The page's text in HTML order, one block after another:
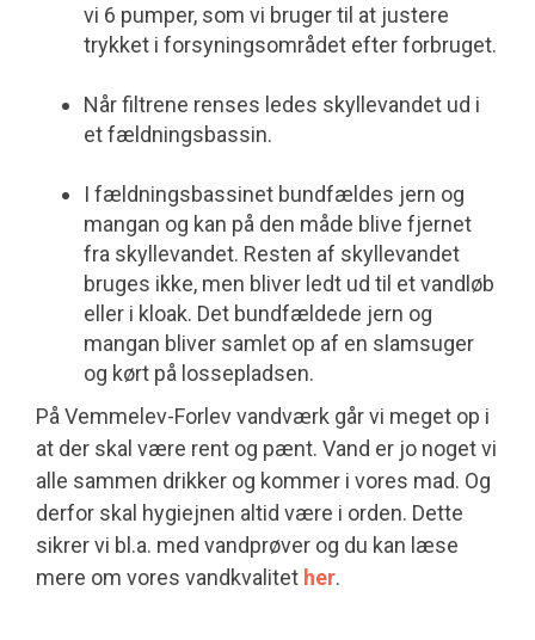
vi 6 pumper, som vi bruger til at justere
trykket i forsyningsområdet efter forbruget.
Når filtrene renses ledes skyllevandet ud i
et fældningsbassin.
I fældningsbassinet bundfældes jern og
mangan og kan på den måde blive fjernet
fra skyllevandet. Resten af skyllevandet
bruges ikke, men bliver ledt ud til et vandløb
eller i kloak. Det bundfældede jern og
mangan bliver samlet op af en slamsuger
og kørt på lossepladsen.
På Vemmelev-Forlevvandværk går vi meget op i
at der skal være rent og pænt. Vand er jo noget vi
alle sammen drikker og kommer i vores mad. Og
derfor skal hygiejnen altid være i orden. Dette
sikrer vi bl.a. med vandprøver og du kan læse
mere om vores vandkvalitet her.